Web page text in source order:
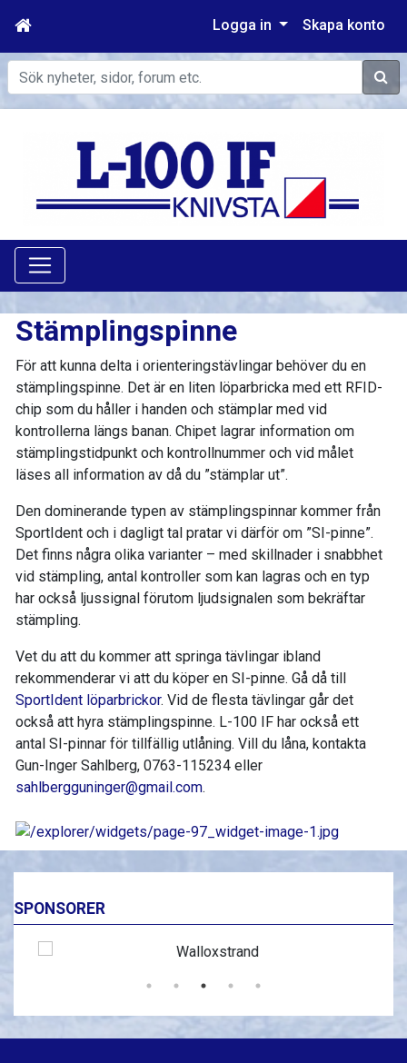
Logga in Skapa konto
Sök
Stämplingspinne
För att kunna delta i orienteringstävlingar behöver du en
stämplingspinne. Det är en liten löparbricka med ett RFID-
chip som du håller i handen och stämplar med vid
kontrollerna längs banan. Chipet lagrar information om
stämplingstidpunkt och kontrollnummer och vid målet
läses all information av då du ”stämplar ut”.
Den dominerande typen av stämplingspinnar kommer från
SportIdent och i dagligt tal pratar vi därför om ”SI-pinne”.
Det finns några olika varianter – med skillnader i snabbhet
vid stämpling, antal kontroller som kan lagras och en typ
har också ljussignal förutom ljudsignalen som bekräftar
stämpling.
Vet du att du kommer att springa tävlingar ibland
rekommenderar vi att du köper en SI-pinne. Gå då till
SportIdent löparbrickor. Vid de flesta tävlingar går det
också att hyra stämplingspinne. L-100 IF har också ett
antal SI-pinnar för tillfällig utlåning. Vill du låna, kontakta
Gun-Inger Sahlberg, 0763-115234 eller
sahlbergguninger@gmail.com.
SPONSORER